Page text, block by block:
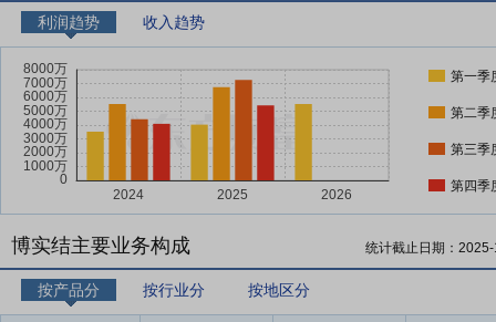
利润趋势 收入趋势
第一季
第二季
第三季
第四季
博实结主要业务构成 统计截止日期：
按产品分 按行业分 按地区分